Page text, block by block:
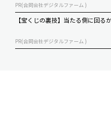
PR(合同会社デジタルファーム )
【宝くじの裏技】当たる側に回る
PR(合同会社デジタルファーム )